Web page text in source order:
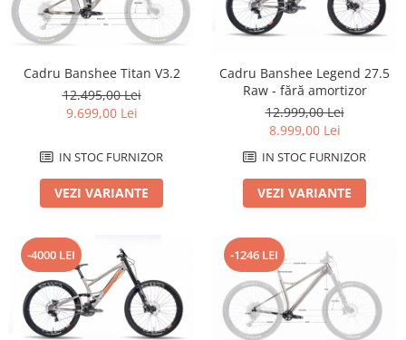
Accesorii roți
Roți față
Schimbătoare spate
Tije sa
Tije telescopice
Coliere tije șa
Manete tije telescopice
Piese tije sa
Tije fixe
Tubeless și soluții anti-pană
Cadru Banshee Titan V3.2
12.495,00 Lei
9.699,00 Lei
IN STOC FURNIZOR
VEZI VARIANTE
Cadru Banshee Legend 27.5
Raw - fără amortizor
12.999,00 Lei
8.999,00 Lei
IN STOC FURNIZOR
VEZI VARIANTE
-4000 LEI -1246 LEI